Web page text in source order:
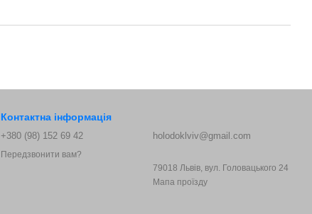
Контактна інформація
+380 (98) 152 69 42
Передзвонити вам?
holodoklviv@gmail.com
79018 Львів, вул. Головацького 24
Мапа проїзду